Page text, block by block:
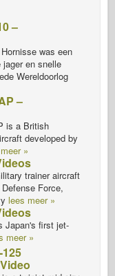
–
was een
jager en snelle
Wereldoorlog
–
is a British
developed by
»
trainer aircraft
Force,
lees meer »
Japan's first jet-
meer »